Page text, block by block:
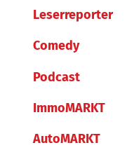
Leserreporter
Comedy
Podcast
ImmoMARKT
AutoMARKT